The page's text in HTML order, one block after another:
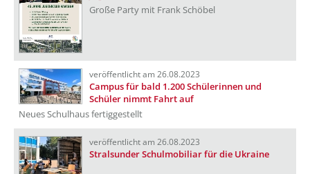
Große Party mit Frank Schöbel
veröffentlicht am 26.08.2023
Campus für bald 1.200 Schülerinnen und
Schüler nimmt Fahrt auf
Neues Schulhaus fertiggestellt
veröffentlicht am 26.08.2023
Stralsunder Schulmobiliar für die Ukraine